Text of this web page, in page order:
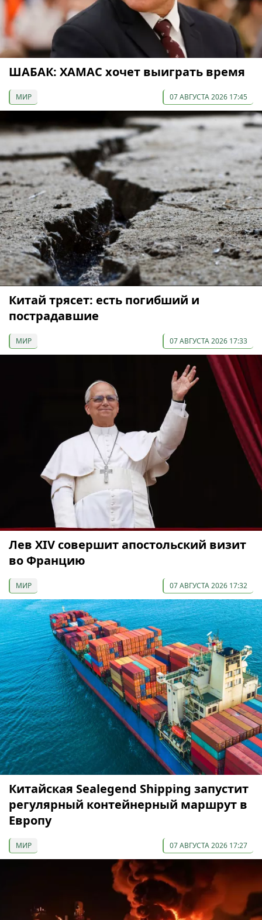
ШАБАК: ХАМАС хочет выиграть время
МИР 07 АВГУСТА 2026 17:45
Китай трясет: есть погибший и
пострадавшие
МИР 07 АВГУСТА 2026 17:33
Лев XIV совершит апостольский визит
во Францию
МИР 07 АВГУСТА 2026 17:32
Китайская Sealegend Shipping запустит
регулярный контейнерный маршрут в
Европу
МИР 07 АВГУСТА 2026 17:27